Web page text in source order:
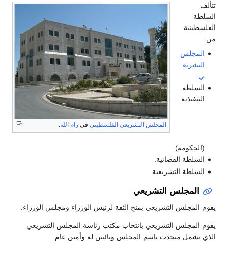
المجلس التشريعي الفلسطيني في رام الله
تتألف
السلطة
الفلسطينية
من:
المجلس
التشريع
ي
السلطة
التنفيذية
(الحكومة).
السلطة القضائية.
السلطة التشريعية.
المجلس التشريعي
يقوم المجلس التشريعي بمنح الثقة لرئيس الوزراء ومجلس الوزراء.
يقوم المجلس التشريعي بانتخاب مكتب رئاسة المجلس التشريعي
الذي يشمل متحدث باسم المجلس ونائبين له وأمين عام.